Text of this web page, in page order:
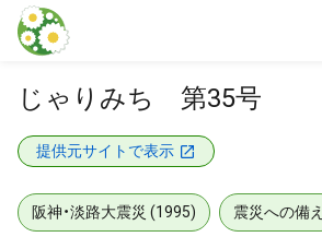
本文に飛ぶ
じゃりみち 第35号
提供元サイトで表示
阪神・淡路大震災 (1995) 震災への備え